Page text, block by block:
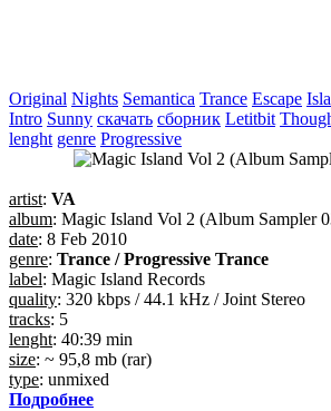
Original Nights Semantica Trance Escape
Intro Sunny скачать сборник Letitbit
lenght genre Progressive
artist: VA
album: Magic Island Vol 2 (Album Sampler
date: 8 Feb 2010
genre: Trance / Progressive Trance
label: Magic Island Records
quality: 320 kbps / 44.1 kHz / Joint Stereo
tracks: 5
lenght: 40:39 min
size: ~ 95,8 mb (rar)
type: unmixed
Подробнее